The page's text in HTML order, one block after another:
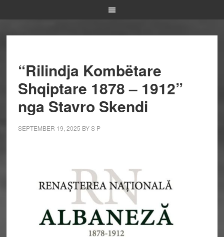
“Rilindja Kombëtare
Shqiptare 1878 – 1912”
nga Stavro Skendi
SEPTEMBER 19, 2025 BYS P